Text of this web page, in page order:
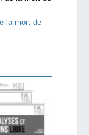
la mort de